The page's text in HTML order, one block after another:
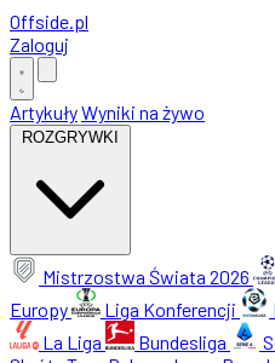
Offside.pl
Zaloguj
ArtykułyWyniki na żywo
ROZGRYWKI
Mistrzostwa Świata 2026
Europy
Liga Konferencji
La Liga
Bundesliga